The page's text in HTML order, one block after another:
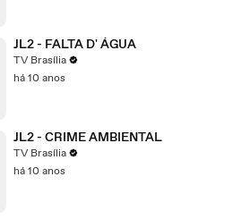
JL2 - FALTA D' ÁGUA
TV Brasília
há 10 anos
JL2 - CRIME AMBIENTAL
TV Brasília
há 10 anos